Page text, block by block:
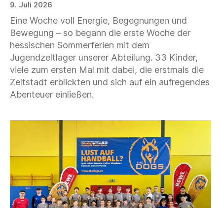
9. Juli 2026
Eine Woche voll Energie, Begegnungen und
Bewegung – so begann die erste Woche der
hessischen Sommerferien mit dem
Jugendzeltlager unserer Abteilung. 33 Kinder,
viele zum ersten Mal mit dabei, die erstmals die
Zeltstadt erblickten und sich auf ein aufregendes
Abenteuer einließen.